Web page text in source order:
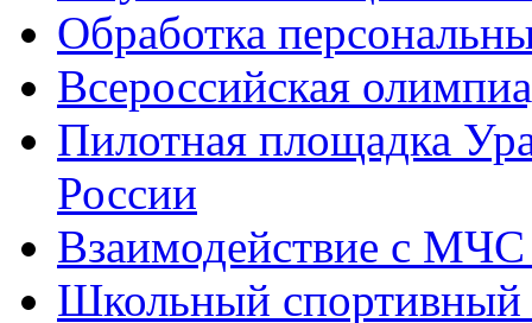
Обработка
Всероссийская
Пилотная площадка
России
Взаимодействие с
Школьный